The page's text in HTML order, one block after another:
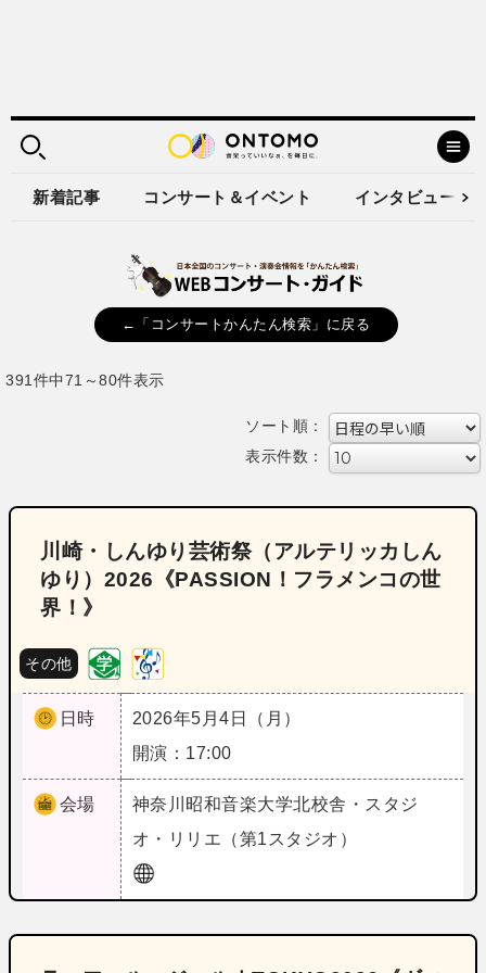
新着記事 コンサート＆イベント インタビュー
←「コンサートかんたん検索」に戻る
391件中71～80件表示
ソート順：
表示件数：
川崎・しんゆり芸術祭（アルテリッカしん
ゆり）2026《PASSION！フラメンコの世
界！》
その他
日時
2026年5月4日（月）
開演：17:00
会場 神奈川 昭和音楽大学北校舎・スタジ
オ・リリエ（第1スタジオ）